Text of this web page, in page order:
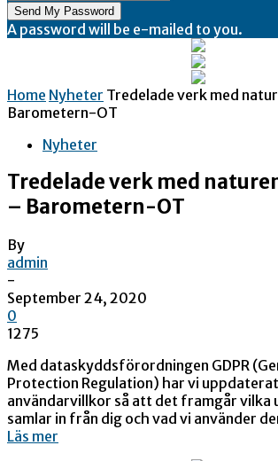
A password will be e-mailed to you.
Home Nyheter Tredelade verk med
Barometern-OT
Nyheter
Tredelade verk med
– Barometern-OT
By
admin
-
September 24, 2020
0
1275
Med dataskyddsförordningen GDPR
Protection Regulation) har vi
användarvillkor så att det framgår vilka
samlar in från dig och vad vi använder
Läs mer